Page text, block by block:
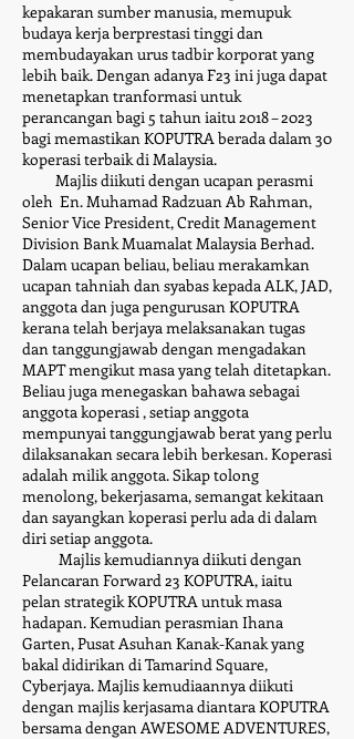
kepakaran sumber manusia, memupuk
budaya kerja berprestasi tinggi dan
membudayakan urus tadbir korporat yang
lebih baik. Dengan adanya F23 ini juga dapat
menetapkan tranformasi untuk
perancangan bagi 5 tahun iaitu 2018 – 2023
bagi memastikan KOPUTRA berada dalam 30
koperasi terbaik di Malaysia.
​ Majlis diikuti dengan ucapan perasmi
oleh En. Muhamad Radzuan Ab Rahman,
Senior Vice President, Credit Management
Division Bank Muamalat Malaysia Berhad.
Dalam ucapan beliau, beliau merakamkan
ucapan tahniah dan syabas kepada ALK, JAD,
anggota dan juga pengurusan KOPUTRA
kerana telah berjaya melaksanakan tugas
dan tanggungjawab dengan mengadakan
MAPT mengikut masa yang telah ditetapkan.
Beliau juga menegaskan bahawa sebagai
anggota koperasi , setiap anggota
mempunyai tanggungjawab berat yang perlu
dilaksanakan secara lebih berkesan. Koperasi
adalah milik anggota. Sikap tolong
menolong, bekerjasama, semangat kekitaan
dan sayangkan koperasi perlu ada di dalam
diri setiap anggota.
Majlis kemudiannya diikuti dengan
Pelancaran Forward 23 KOPUTRA, iaitu
pelan strategik KOPUTRA untuk masa
hadapan. Kemudian perasmian Ihana
Garten, Pusat Asuhan Kanak-Kanak yang
bakal didirikan di Tamarind Square,
Cyberjaya. Majlis kemudiaannya diikuti
dengan majlis kerjasama diantara KOPUTRA
bersama dengan AWESOME ADVENTURES,